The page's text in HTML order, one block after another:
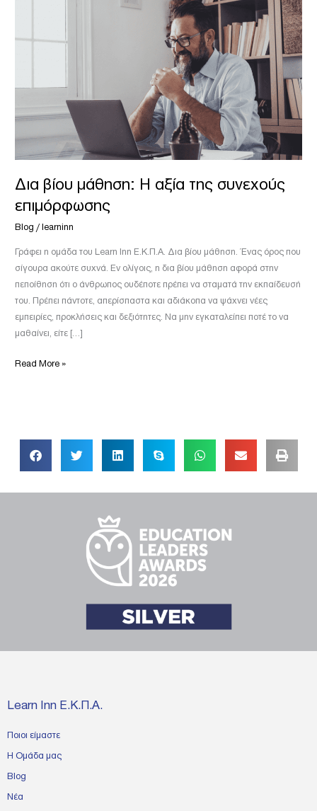
Δια βίου μάθηση: Η αξία της συνεχούς
επιμόρφωσης
Blog /learninn
Γράφει η ομάδα του Learn Inn Ε.Κ.Π.Α. Δια βίου μάθηση. Ένας όρος που
σίγουρα ακούτε συχνά. Εν ολίγοις, η δια βίου μάθηση αφορά στην
πεποίθηση ότι ο άνθρωπος ουδέποτε πρέπει να σταματά την εκπαίδευσή
του. Πρέπει πάντοτε, απερίσπαστα και αδιάκοπα να ψάχνει νέες
εμπειρίες, προκλήσεις και δεξιότητες. Να μην εγκαταλείπει ποτέ το να
μαθαίνει, είτε […]
αξία
επιμόρφωσης
Read More »
Learn Inn Ε.Κ.Π.Α.
Ποιοι είμαστε
Η Ομάδα μας
Blog
Νέα